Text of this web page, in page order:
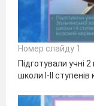
Номер слайду 1
Підготували учні
школи І-ІІ